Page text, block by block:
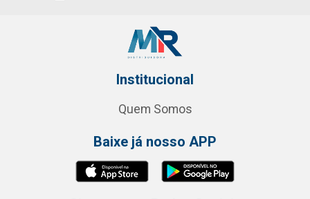
Institucional
Quem Somos
Baixe já nosso APP